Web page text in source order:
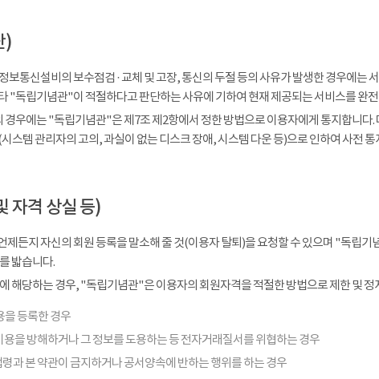
)
보통신설비의 보수점검 · 교체 및 고장, 통신의 두절 등의 사유가 발생한 경우에는
"독립기념관"이 적절하다고 판단하는 사유에 기하여 현재 제공되는 서비스를 완
경우에는 "독립기념관"은 제7조 제2항에서 정한 방법으로 이용자에게 통지합니다
스템 관리자의 고의, 과실이 없는 디스크 장애, 시스템 다운 등)으로 인하여 사전
자격 상실 등)
든지 자신의 회원 등록을 말소해 줄 것(이용자 탈퇴)을 요청할 수 있으며 "독립기
밟습니다.
해당하는 경우, "독립기념관"은 이용자의 회원자격을 적절한 방법으로 제한 및 정
을 등록한 경우
을 방해하거나 그 정보를 도용하는 등 전자거래질서를 위협하는 경우
과 본 약관이 금지하거나 공서양속에 반하는 행위를 하는 경우